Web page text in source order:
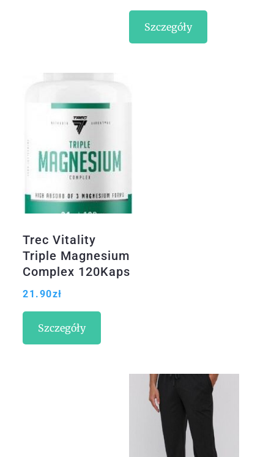
Szczegóły
Trec Vitality
Triple Magnesium
Complex 120Kaps
21.90zł
Szczegóły